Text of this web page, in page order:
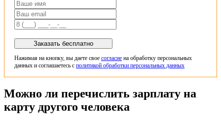
Заказать бесплатно
Нажимая на кнопку, вы даете свое согласие на обработку персональных
данных и соглашаетесь с политикой обработки персональных данных
Можно ли перечислить зарплату на
карту другого человека